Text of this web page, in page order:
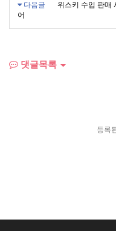
다음글
위스키 수입 판매
어
댓글목록
등록